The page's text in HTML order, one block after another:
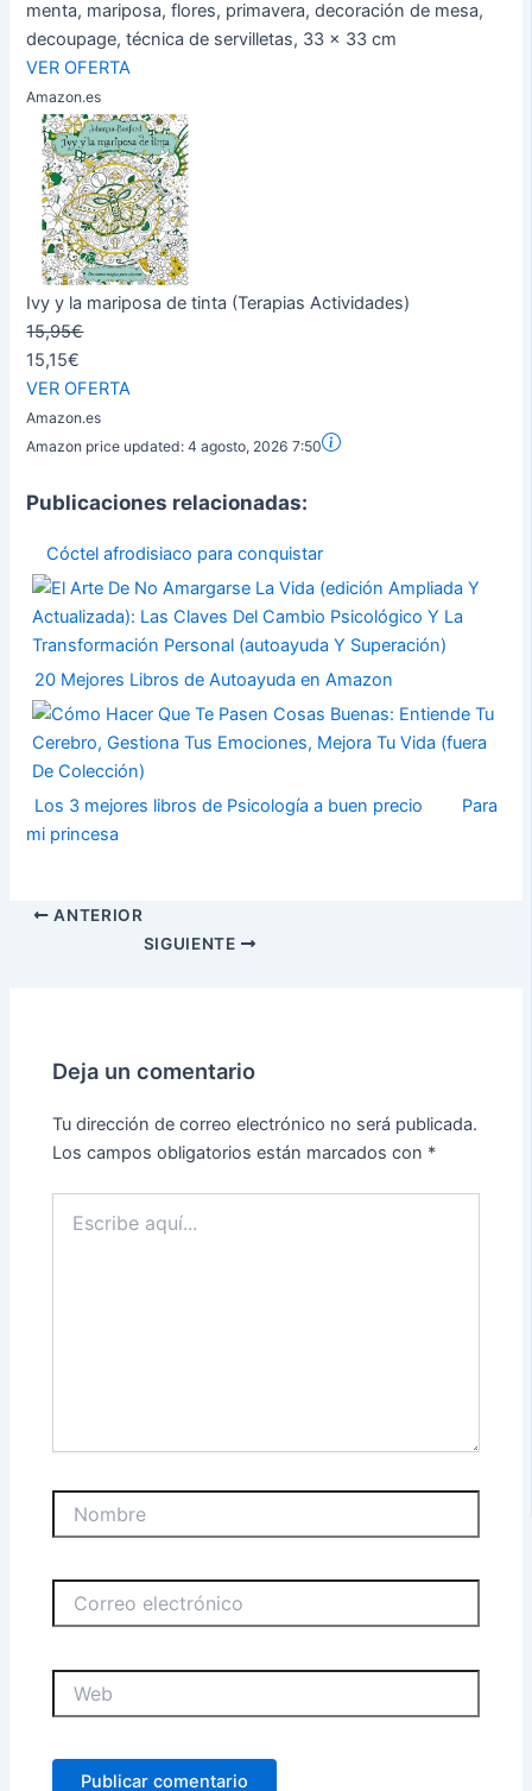
menta, mariposa, flores, primavera, decoración de mesa,
decoupage, técnica de servilletas, 33 x 33 cm
VER OFERTA
Amazon.es
Ivy y la mariposa de tinta (Terapias Actividades)
15,95€
15,15€
VER OFERTA
Amazon.es
Amazon price updated:4 agosto, 2026 7:50
Publicaciones relacionadas:
Cóctel afrodisiaco para conquistar
20 Mejores Libros de Autoayuda en Amazon
Los 3 mejores libros de Psicología a buen precio
Para
mi princesa
ANTERIOR
SIGUIENTE
Deja un comentario
Tu dirección de correo electrónico no será publicada.
Los campos obligatorios están marcados con *
aquí...
electrónico